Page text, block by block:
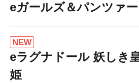
eガールズ＆パンツァ
NEW
eラグナドール 妖しき
姫